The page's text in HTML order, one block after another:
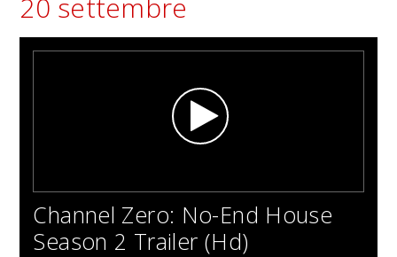
20 settembre
Channel Zero: No-End House
Season 2 Trailer (Hd)